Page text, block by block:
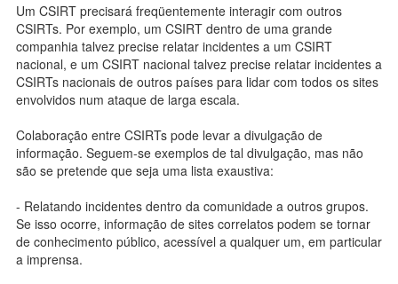
Um CSIRT precisará freqüentemente interagir com outros
CSIRTs. Por exemplo, um CSIRT dentro de uma grande
companhia talvez precise relatar incidentes a um CSIRT
nacional, e um CSIRT nacional talvez precise relatar incidentes a
CSIRTs nacionais de outros países para lidar com todos os sites
envolvidos num ataque de larga escala.
Colaboração entre CSIRTs pode levar a divulgação de
informação. Seguem-se exemplos de tal divulgação, mas não
são se pretende que seja uma lista exaustiva:
- Relatando incidentes dentro da comunidade a outros grupos.
Se isso ocorre, informação de sites correlatos podem se tornar
de conhecimento público, acessível a qualquer um, em particular
a imprensa.